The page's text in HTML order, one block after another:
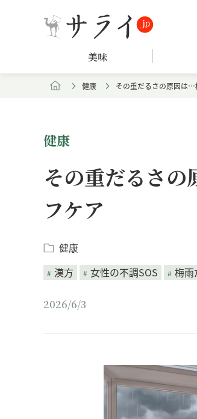
美味
健康 その重だるさの原因は
健康
その重だるさ
フケア
健康
漢方
女性の不調SOS 梅雨
2026/6/3